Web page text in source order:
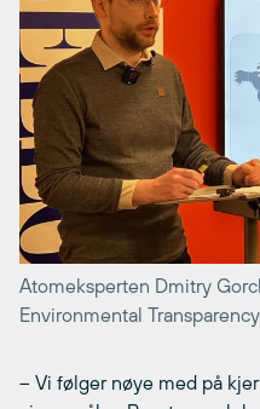
Atomeksperten Dmitry
Environmental
– Vi følger nøye med på